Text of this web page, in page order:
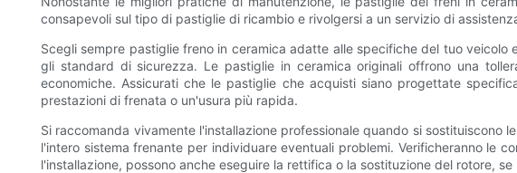
consapevoli sul tipo di pastiglie di ricambio e rivolgersi a un servizio di
Scegli sempre pastiglie freno in ceramica adatte alle specifiche del tuo
gli standard di sicurezza. Le pastiglie in ceramica originali offrono una
economiche. Assicurati che le pastiglie che acquisti siano progettate
prestazioni di frenata o un'usura più rapida.
Si raccomanda vivamente l'installazione professionale quando si
l'intero sistema frenante per individuare eventuali problemi. Verificheranno le
l'installazione, possono anche eseguire la rettifica o la sostituzione del rotore,